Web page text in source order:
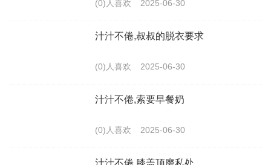
(0)人喜欢 2025-06-30
汁汁不倦,叔叔的脱衣要求
(0)人喜欢 2025-06-30
汁汁不倦,索要早餐奶
(0)人喜欢 2025-06-30
汁汁不倦,膝盖顶磨私处